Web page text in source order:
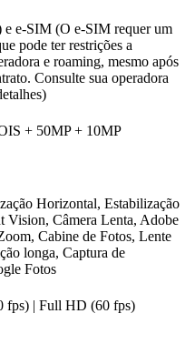
e-SIM (O e-SIM requer um
pode ter restrições a
e roaming, mesmo após
Consulte sua operadora
+ 50MP + 10MP
Horizontal, Estabilização
Vision, Câmera Lenta, Adobe
Cabine de Fotos, Lente
longa, Captura de
Fotos
fps) | Full HD (60 fps)